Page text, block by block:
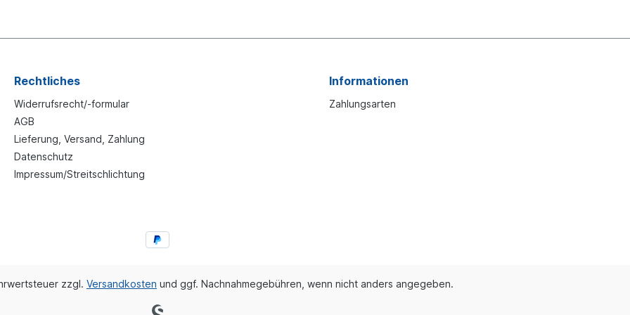
Rechtliches
Widerrufsrecht/-formular
AGB
Lieferung, Versand, Zahlung
Datenschutz
Impressum/Streitschlichtung
Informationen
Zahlungsarten
zzgl. Versandkosten und ggf. Nachnahmegebühren, wenn nicht anders angegeben.